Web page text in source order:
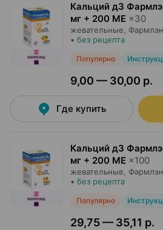
Кальций д3
мг + 200 МЕ ×30
жевательные,
• без рецепта
Популярно
9,00 — 30,00 р.
Где купить
Кальций д3
мг + 200 МЕ ×100
жевательные,
• без рецепта
Популярно
29,75 — 35,11 р.